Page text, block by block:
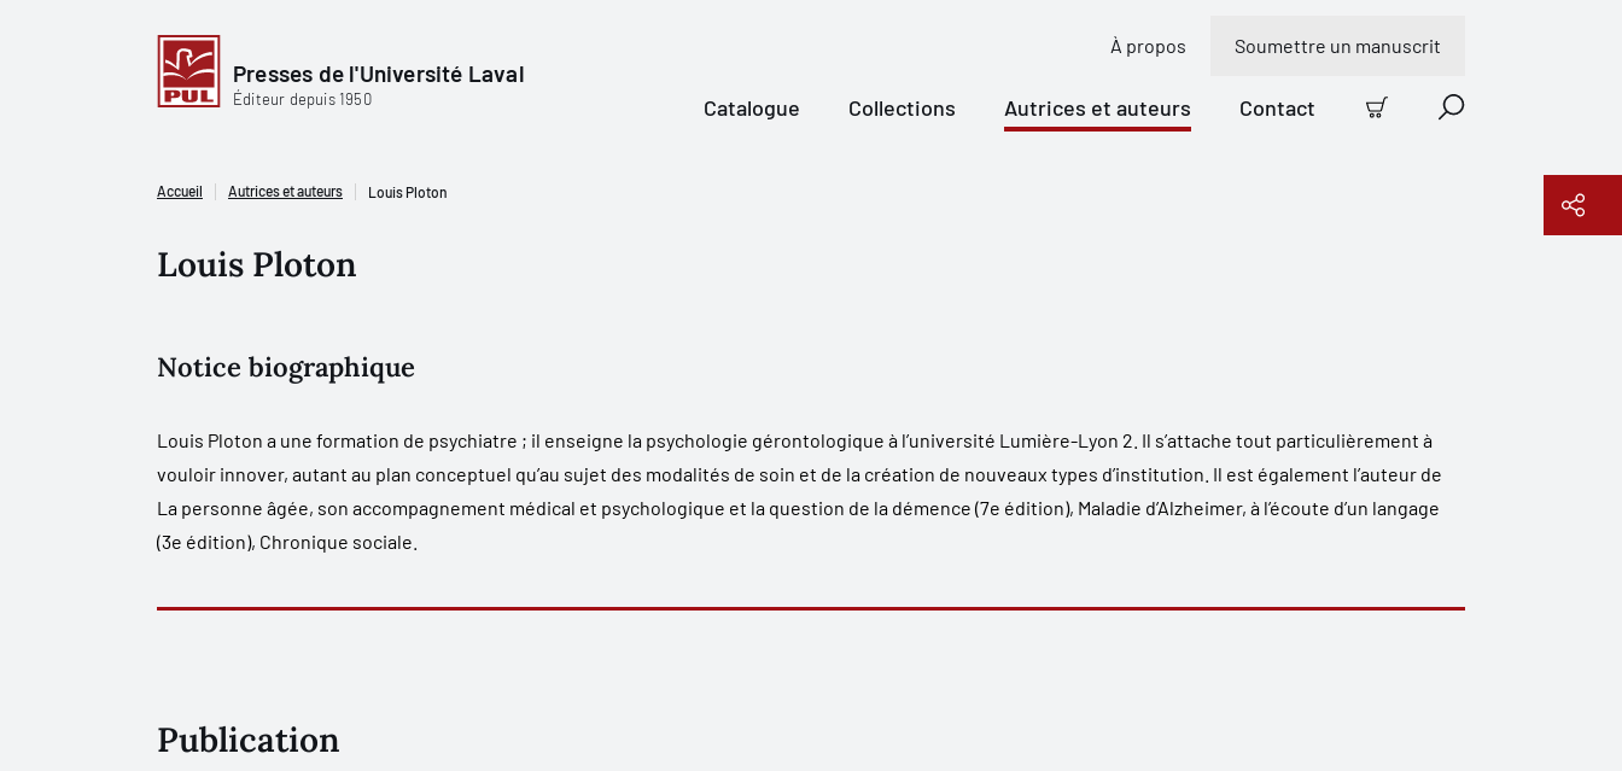
Presses de l'Université Laval
Éditeur depuis 1950
À propos Soumettre un manuscrit
Catalogue Collections Autrices et auteurs Contact
Panier Recherche
Accueil Autrices et auteurs Louis Ploton
Louis Ploton
Notice biographique
Louis Ploton a une formation de psychiatre ; il enseigne la psychologie gérontologique à l’université Lumière-Lyon 2. Il s’attache tout particulièrement à
vouloir innover, autant au plan conceptuel qu’au sujet des modalités de soin et de la création de nouveaux types d’institution. Il est également l’auteur de
L a personne âgée, son accompagnement médical et psychologique et la question de la démence (7e édition), Maladie d’Alzheimer, à l’écoute d’un langage
(3e édition), Chronique sociale.
Publication